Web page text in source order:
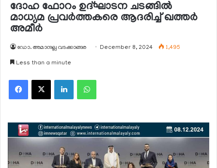
ദോഹ ഫോറം ഉദ്ഘാടന ചടങ്ങില്‍
മാധ്യമ പ്രവര്‍ത്തകരെ ആദരിച്ച് ഖത്തര്‍
അമീര്‍
ഡോ. അമാനുല്ല വടക്കാങ്ങര December 8, 2024 1,495
Less than a minute
Facebook
X LinkedInWhatsApp